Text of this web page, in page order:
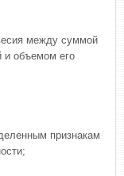
между суммой
и объемом его
признакам